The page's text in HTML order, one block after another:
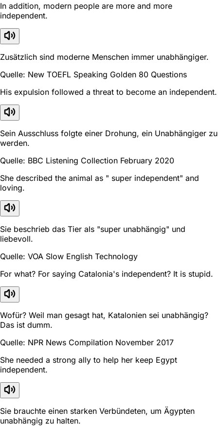
In addition, modern people are more and more
independent.
Zusätzlich sind moderne Menschen immer unabhängiger.
Quelle: New TOEFL Speaking Golden 80 Questions
His expulsion followed a threat to become an independent.
Sein Ausschluss folgte einer Drohung, ein Unabhängiger zu
werden.
Quelle: BBC Listening Collection February 2020
She described the animal as " super independent" and
loving.
Sie beschrieb das Tier als "super unabhängig" und
liebevoll.
Quelle: VOA Slow English Technology
For what? For saying Catalonia's independent? It is stupid.
Wofür? Weil man gesagt hat, Katalonien sei unabhängig?
Das ist dumm.
Quelle: NPR News Compilation November 2017
She needed a strong ally to help her keep Egypt
independent.
Sie brauchte einen starken Verbündeten, um Ägypten
unabhängig zu halten.